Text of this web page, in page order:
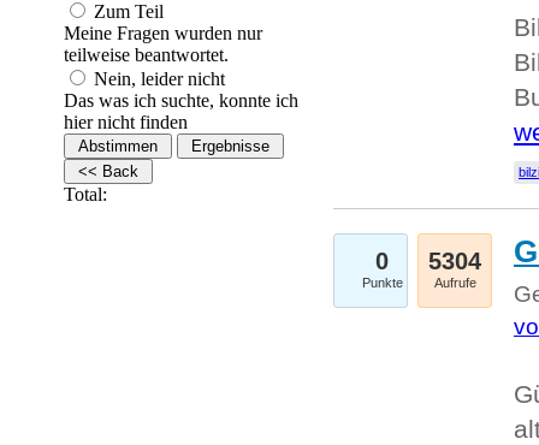
Zum Teil
Meine Fragen wurden nur
teilweise beantwortet.
Nein, leider nicht
Das was ich suchte, konnte ich
hier nicht finden
Total:
0
Punkte
5304
Aufrufe